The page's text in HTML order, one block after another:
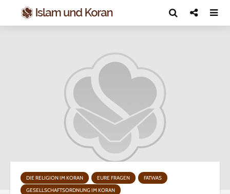
DIE RELIGION IM KORAN EURE FRAGEN
FATWAS
GESELLSCHAFTSORDNUNG IM KORAN